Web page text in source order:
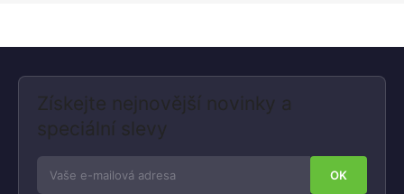
Získejte nejnovější novinky a
speciální slevy